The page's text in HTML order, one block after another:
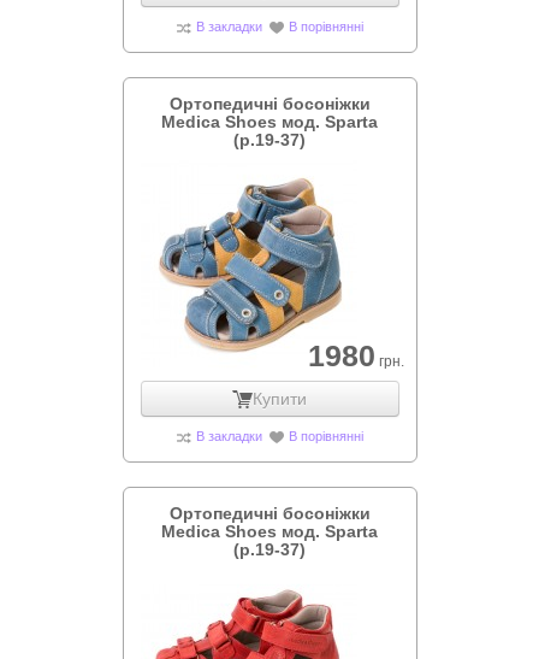
В закладки В порівнянні
Ортопедичні босоніжки
Medica Shoes мод. Sparta
(р.19-37)
1980 грн.
Купити
В закладки В порівнянні
Ортопедичні босоніжки
Medica Shoes мод. Sparta
(р.19-37)